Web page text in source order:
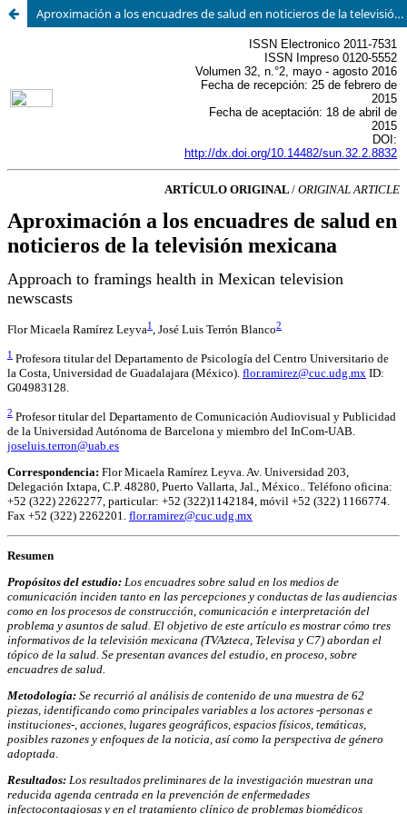
Aproximación a los encuadres de salud en noticieros de la televisión mexicana